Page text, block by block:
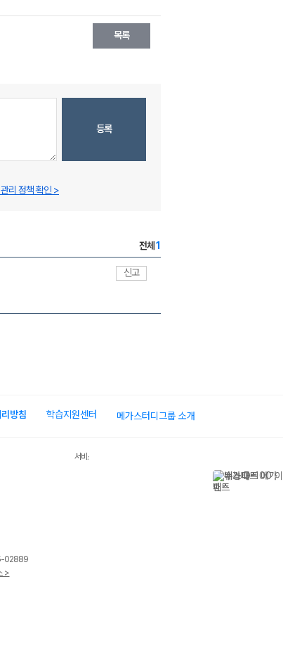
목록
등록
리 정책 확인 >
전체 1
신고
방침 학습지원센터 메가스터디그룹 소개
서비스 가입사실 확인
02889
>